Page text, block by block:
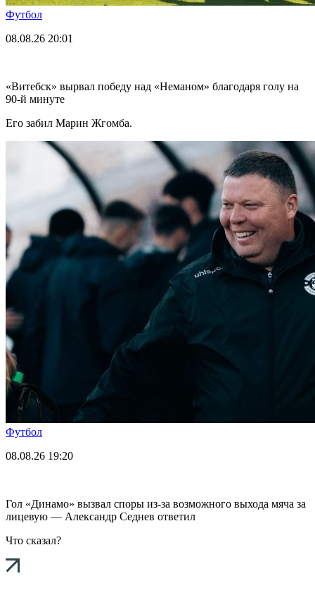
Футбол
08.08.26 20:01
«Витебск» вырвал победу над «Неманом» благодаря голу на
90-й минуте
Его забил Марин Жгомба.
Футбол
08.08.26 19:20
Гол «Динамо» вызвал споры из-за возможного выхода мяча за
лицевую — Александр Седнев ответил
Что сказал?